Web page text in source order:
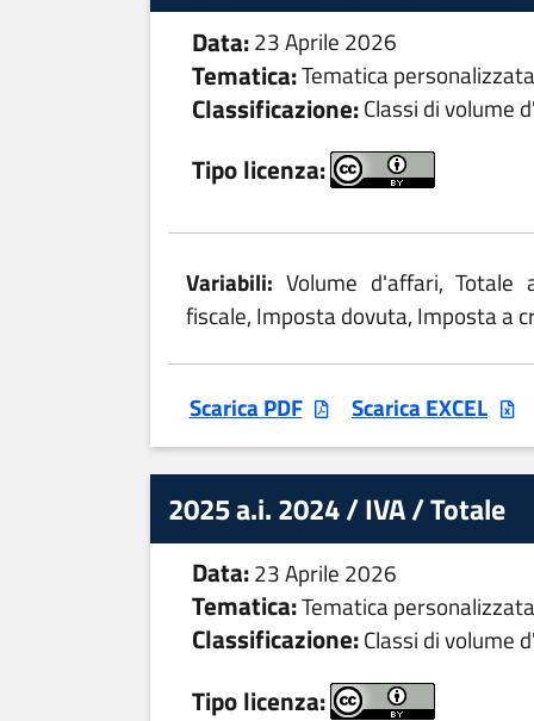
Data:23 Aprile 2026
Tematica:Tematica personalizzata
Classificazione:Classi di volume
Tipo licenza:
Variabili: Volume d'affari, Totale
fiscale, Imposta dovuta, Imposta a
Scarica PDF Scarica EXCEL
2025 a.i. 2024 / IVA / Totale
Data:23 Aprile 2026
Tematica:Tematica personalizzata
Classificazione:Classi di volume
Tipo licenza: